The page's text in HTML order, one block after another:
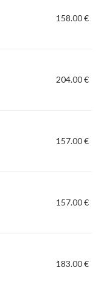
158.00 €
204.00 €
157.00 €
157.00 €
183.00 €